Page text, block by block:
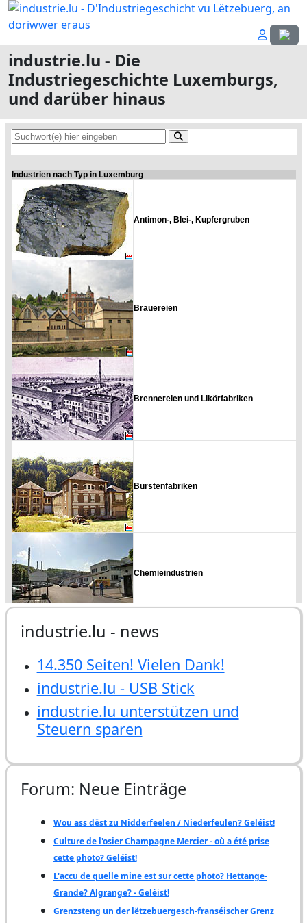
industrie.lu - Die
Industriegeschichte Luxemburgs,
und darüber hinaus
industrie.lu - news
14.350 Seiten! Vielen Dank!
industrie.lu - USB Stick
industrie.lu unterstützen und
Steuern sparen
Forum: Neue Einträge
Wou ass dëst zu Nidderfeelen / Niederfeulen? Geléist!
Culture de l'osier Champagne Mercier - où a été prise
cette photo? Geléist!
L'accu de quelle mine est sur cette photo? Hettange-
Grande? Algrange? - Geléist!
Grenzsteng un der lëtzebuergesch-franséischer Grenz